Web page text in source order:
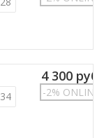
34
4 300 руб.
-2% ONLINE